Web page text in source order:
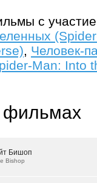
с
, Человек-
Man: Into
фильмах
Бишоп
Bishop